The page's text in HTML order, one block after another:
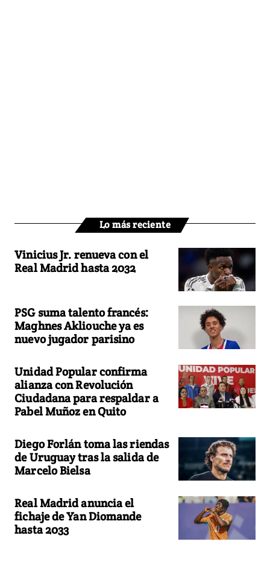
Lo más reciente
Vinicius Jr. renueva con el
Real Madrid hasta 2032
PSG suma talento francés:
Maghnes Akliouche ya es
nuevo jugador parisino
Unidad Popular confirma
alianza con Revolución
Ciudadana para respaldar a
Pabel Muñoz en Quito
Diego Forlán toma las riendas
de Uruguay tras la salida de
Marcelo Bielsa
Real Madrid anuncia el
fichaje de Yan Diomande
hasta 2033